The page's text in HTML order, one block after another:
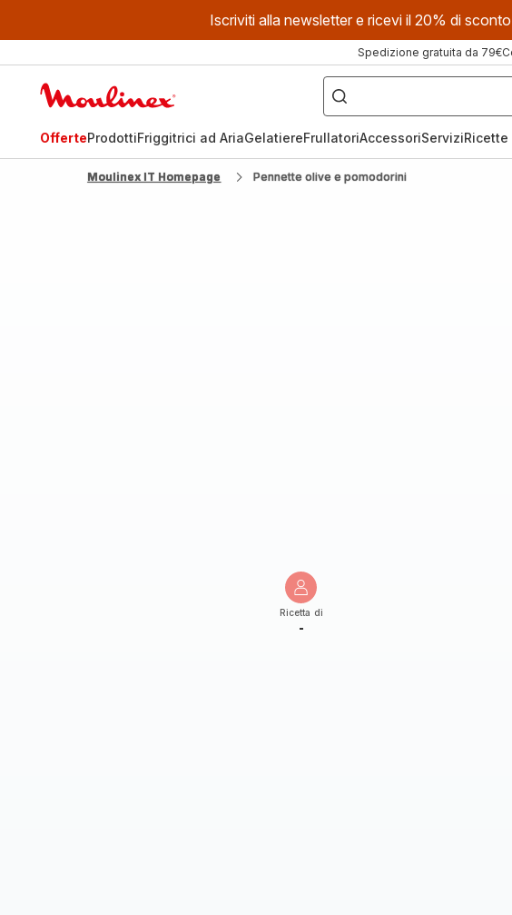
Iscriviti alla newsletter e ricevi il 20% di
Spedizione gratuita da 79€
Cosa
stai
cercando?
OfferteProdottiFriggitrici ad AriaGelatiereFrullatoriAccessoriServiziRicette
Moulinex IT Homepage Pennette olive e pomodorini
Ricetta di
-